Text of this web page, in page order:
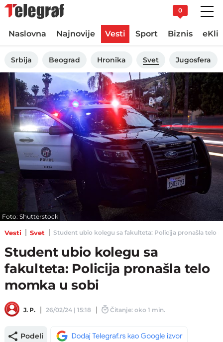
0
Naslovna Najnovije Vesti Sport Biznis
Srbija Beograd Hronika Svet Jugosfera
Foto: Shutterstock
Vesti Svet Student ubio kolegu sa fakulteta: Policija pronašla telo
Student ubio kolegu sa
fakulteta: Policija pronašla telo
momka u sobi
J. P. 26/02/24 | 15:18 Čitanje: oko 1 min.
Podeli